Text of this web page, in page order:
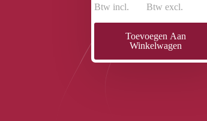
Btw incl.
Btw excl.
Toevoegen Aan
Winkelwagen